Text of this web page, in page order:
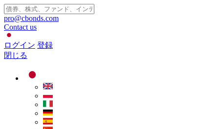
pro@cbonds.com
Contact us
ログイン 登録
閉じる